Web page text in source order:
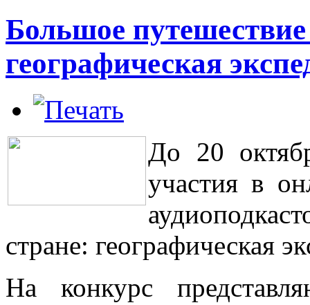
Большое
географическая
До 20
участия в
стране: географическая
На конкурс